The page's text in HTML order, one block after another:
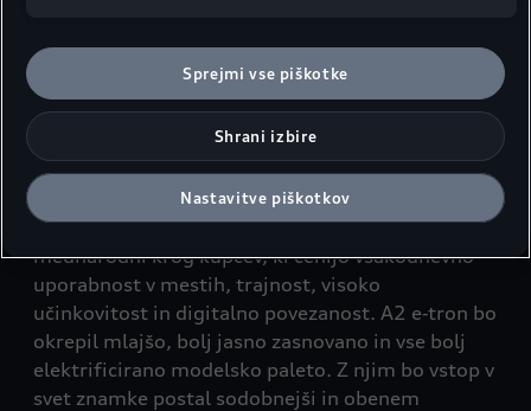
predsednik uprave Gernot Döllner.
Novo poglavje v segmentu kompaktnih
Trg kompaktnih električnih vozil še naprej raste –
predvsem v evropskih metropolah. Audi z novim
modelom A2 e‑tron ciljno nagovarja širok
mednarodni krog kupcev, ki cenijo vsakodnevno
uporabnost v mestih, trajnost, visoko
učinkovitost in digitalno povezanost. A2 e‑tron bo
okrepil mlajšo, bolj jasno zasnovano in vse bolj
elektrificirano modelsko paleto. Z njim bo vstop v
svet znamke postal sodobnejši in obenem
Sprejmi vse piškotke
Shrani izbire
Nastavitve piškotkov